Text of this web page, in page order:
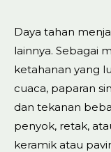
Daya tahan
lainnya. Sebagai
ketahanan yang
cuaca, paparan
dan tekanan
penyok, retak,
keramik atau